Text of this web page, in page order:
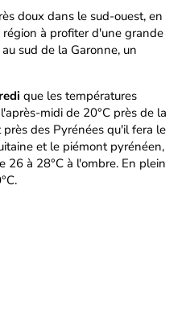
doux dans le sud-ouest, en
à profiter d'une grande
sud de la Garonne, un
que les températures
midi de 20°C près de la
près des Pyrénées qu'il fera le
et le piémont pyrénéen,
26 à 28°C à l'ombre. En plein